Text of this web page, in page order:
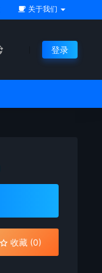
关于我们
登录
收藏 (0)